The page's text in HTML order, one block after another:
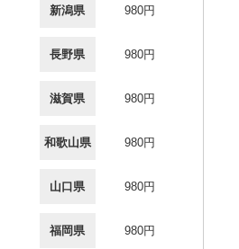
新潟県 980円
長野県 980円
滋賀県 980円
和歌山県 980円
山口県 980円
福岡県 980円